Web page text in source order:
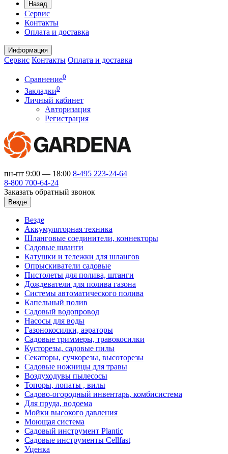
Назад
Сервис
Контакты
Оплата и доставка
Информация
Сервис Контакты Оплата и доставка
Сравнение0
Закладки0
Личный кабинет
Авторизация
Регистрация
пн-пт 9:00 — 18:00 8-495 223-24-64
8-800 700-64-24
Заказать обратный звонок
Везде
Везде
Аккумуляторная техника
Шланговые соединители, коннекторы
Садовые шланги
Катушки и тележки для шлангов
Опрыскиватели садовые
Пистолеты для полива, штанги
Дождеватели для полива газона
Системы автоматического полива
Капельный полив
Садовый водопровод
Насосы для воды
Газонокосилки, аэраторы
Садовые триммеры, травокосилки
Кусторезы, садовые пилы
Секаторы, сучкорезы, высоторезы
Садовые ножницы для травы
Воздуходувы пылесосы
Топоры, лопаты , вилы
Садово-огородный инвентарь, комбисистема
Для пруда, водоема
Мойки высокого давления
Моющая система
Садовый инструмент Plantic
Садовые инструменты Cellfast
Уценка